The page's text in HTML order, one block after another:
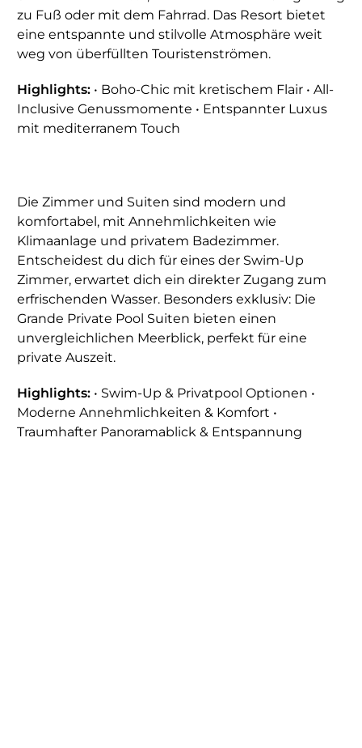
zu Fuß oder mit dem Fahrrad. Das Resort bietet
eine entspannte und stilvolle Atmosphäre weit
weg von überfüllten Touristenströmen.
Highlights: • Boho-Chic mit kretischem Flair • All-
Inclusive Genussmomente • Entspannter Luxus
mit mediterranem Touch
Die Zimmer und Suiten sind modern und
komfortabel, mit Annehmlichkeiten wie
Klimaanlage und privatem Badezimmer.
Entscheidest du dich für eines der Swim-Up
Zimmer, erwartet dich ein direkter Zugang zum
erfrischenden Wasser. Besonders exklusiv: Die
Grande Private Pool Suiten bieten einen
unvergleichlichen Meerblick, perfekt für eine
private Auszeit.
Highlights: • Swim-Up & Privatpool Optionen •
Moderne Annehmlichkeiten & Komfort •
Traumhafter Panoramablick & Entspannung